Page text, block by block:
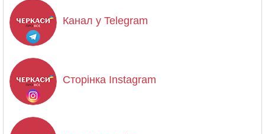
Канал у Telegram
Сторінка Instagram